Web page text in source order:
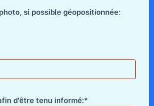
si possible géopositionnée:
d'être tenu informé:*